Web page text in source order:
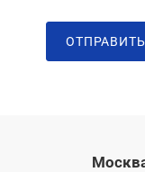
ОТПРАВИТЬ